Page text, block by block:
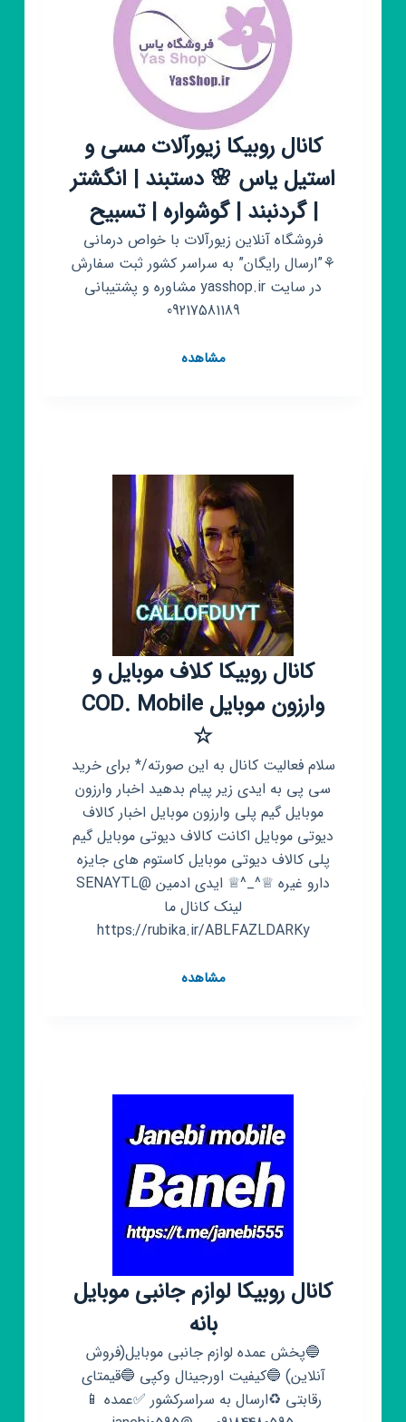
کانال روبیکا زیورآلات مسی و
استیل یاس 🌸 دستبند | انگشتر
| گردنبند | گوشواره | تسبیح
فروشگاه آنلاین زیورآلات با خواص درمانی
⚘️”ارسال رایگان” به سراسر کشور ثبت سفارش
در سایت yasshop.ir مشاوره و پشتیبانی
09217581189
مشاهدهکانال
یاس
🌸
دستبند
|
انگشتر
|
گردنبند
گوشواره
|
تسبیح
کانال روبیکا کلاف موبایل و
وارزون موبایل COD. Mobile
☆
سلام فعالیت کانال به این صورته/* برای خرید
سی پی به ایدی زیر پیام بدهید اخبار وارزون
موبایل گیم پلی وارزون موبایل اخبار کالاف
دیوتی موبایل اکانت کالاف دیوتی موبایل گیم
پلی کالاف دیوتی موبایل کاستوم های جایزه
دارو غیره ♕^_^♕ ایدی ادمین @SENAYTL
لینک کانال ما
https://rubika.ir/ABLFAZLDARKy
مشاهدهکانال
COD.
Mobile
☆
کانال روبیکا لوازم جانبی موبایل
بانه
🔵پخش عمده لوازم جانبی موبایل(فروش
آنلاین) 🔵کیفیت اورجینال وکپی 🔵قیمتای
رقابتی ♻️ارسال به سراسرکشور ✅عمده 📱